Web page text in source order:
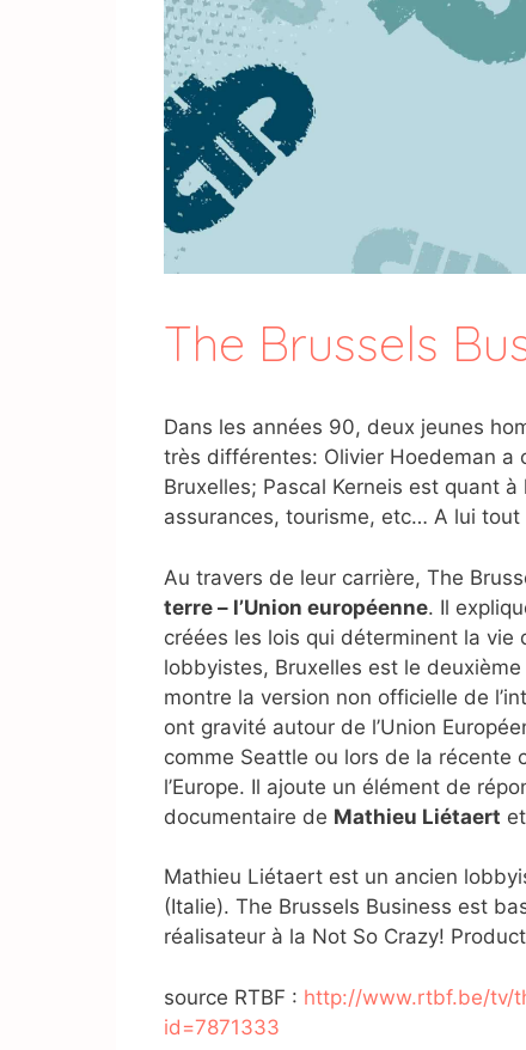
The Brussels
Dans les années 90, deux jeunes
très différentes: Olivier Hoedeman a
Bruxelles; Pascal Kerneis est quant
assurances, tourisme, etc… A lui tout
Au travers de leur carrière, The
terre – l’Union européenne. Il
créées les lois qui déterminent la vie
lobbyistes, Bruxelles est le
montre la version non officielle de
ont gravité autour de l’Union
comme Seattle ou lors de la récente
l’Europe. Il ajoute un élément de
documentaire de Mathieu Liétaert et
Mathieu Liétaert est un ancien
(Italie). The Brussels Business est
réalisateur à la Not So Crazy!
source RTBF : http://www.rtbf.be/tv/
id=7871333